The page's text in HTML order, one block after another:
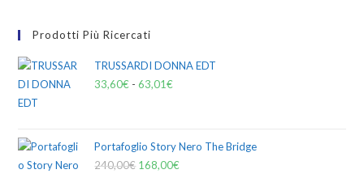
Prodotti Più Ricercati
TRUSSARDI DONNA EDT
33,60€ - 63,01€
Portafoglio Story Nero The Bridge
240,00€ 168,00€